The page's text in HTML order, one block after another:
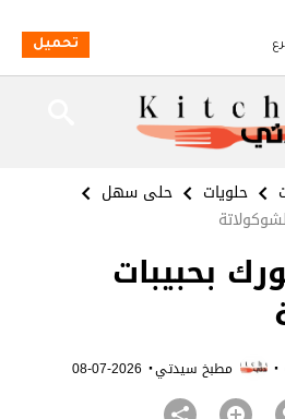
حلويات
حلى سهل
بحبيبات
· مطبخ سيدتي·
2026-07-08
تحميل